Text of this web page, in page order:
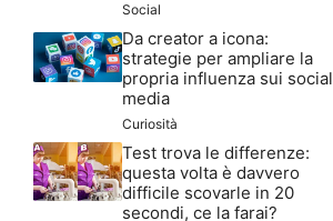
Social
Da creator a icona:
strategie per ampliare la
propria influenza sui social
media
Curiosità
Test trova le differenze:
questa volta è davvero
difficile scovarle in 20
secondi, ce la farai?